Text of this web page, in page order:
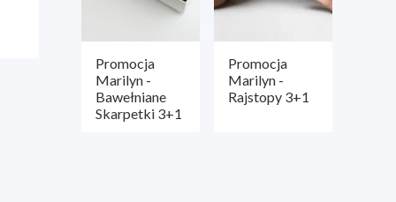
Promocja
Marilyn -
Bawełniane
Skarpetki 3+1
Promocja
Marilyn -
Rajstopy 3+1